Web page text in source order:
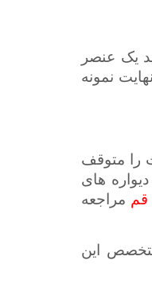
یک عنصر
نمونه
را متوقف
های
قم مراجعه
این